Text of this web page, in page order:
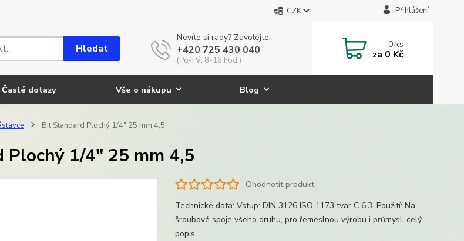
Časté dotazy Vše o nákupu Blog
CZK Přihlášení
Hledat
Nevíte si rady? Zavolejte.
+420 725 430 040
(Po-Pá, 8-16 hod.)
0ks
za 0 Kč
Bit Standard Plochý 1/4" 25 mm 4,5
Plochý 1/4" 25 mm 4,5
Ohodnotit produkt
Technické data: Vstup: DIN 3126 ISO 1173 tvar C 6,3. Použití: Na
šroubové spoje všeho druhu, pro řemeslnou výrobu i průmysl. celý
popis